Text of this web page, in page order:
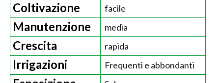
Coltivazione facile
Manutenzione media
Crescita rapida
Irrigazioni Frequenti e abbondanti